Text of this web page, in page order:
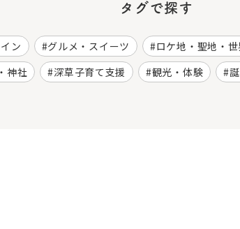
タグで探す
ン グルメ・スイーツ ロケ地・聖地・
神社
深草子育て支援 観光・体験